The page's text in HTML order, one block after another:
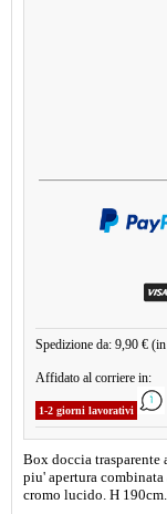
Spedizione da: 9,90 €
Affidato al corriere in:
1-2 giorni lavorativi
Box doccia trasparente
piu' apertura
cromo lucido. H